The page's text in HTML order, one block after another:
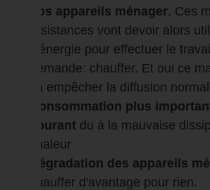
nos appareils ménager. Ces
résistances vont devoir alors
d'énergie pour effectuer le
demande: chauffer. Et oui ce
va empêcher la diffusion
Consommation plus
courant du à la mauvaise
chaleur
Dégradation des appareils
chauffer d'avantage pour rien.